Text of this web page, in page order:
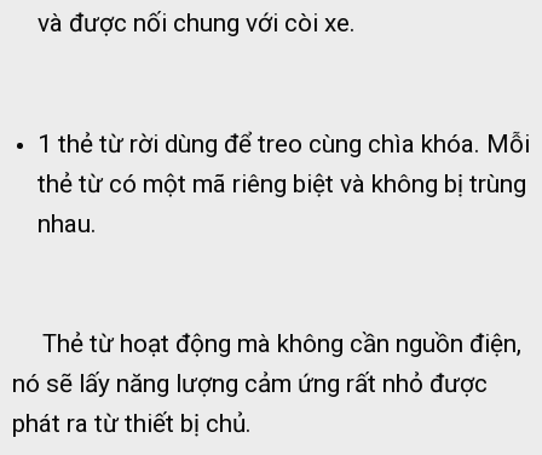
và được nối chung với còi xe.
1 thẻ từ rời dùng để treo cùng chìa khóa. Mỗi
thẻ từ có một mã riêng biệt và không bị trùng
nhau.
Thẻ từ hoạt động mà không cần nguồn điện,
nó sẽ lấy năng lượng cảm ứng rất nhỏ được
phát ra từ thiết bị chủ.